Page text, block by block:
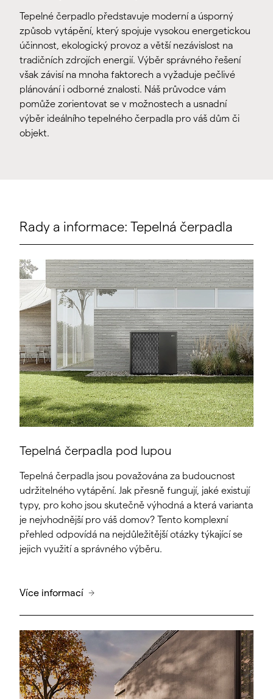
Tepelné čerpadlo představuje moderní a úsporný
způsob vytápění, který spojuje vysokou energetickou
účinnost, ekologický provoz a větší nezávislost na
tradičních zdrojích energií. Výběr správného řešení
však závisí na mnoha faktorech a vyžaduje pečlivé
plánování i odborné znalosti. Náš průvodce vám
pomůže zorientovat se v možnostech a usnadní
výběr ideálního tepelného čerpadla pro váš dům či
objekt.
Rady a informace: Tepelná čerpadla
Tepelná čerpadla pod lupou
Tepelná čerpadla jsou považována za budoucnost
udržitelného vytápění. Jak přesně fungují, jaké existují
typy, pro koho jsou skutečně výhodná a která varianta
je nejvhodnější pro váš domov? Tento komplexní
přehled odpovídá na nejdůležitější otázky týkající se
jejich využití a správného výběru.
Více informací